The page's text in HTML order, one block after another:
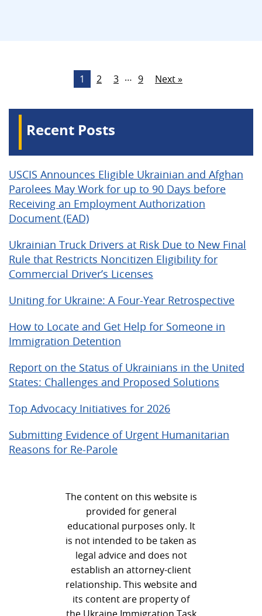
1 2 3 … 9 Next »
Recent Posts
USCIS Announces Eligible Ukrainian and Afghan
Parolees May Work for up to 90 Days before
Receiving an Employment Authorization
Document (EAD)
Ukrainian Truck Drivers at Risk Due to New Final
Rule that Restricts Noncitizen Eligibility for
Commercial Driver’s Licenses
Uniting for Ukraine: A Four-Year Retrospective
How to Locate and Get Help for Someone in
Immigration Detention
Report on the Status of Ukrainians in the United
States: Challenges and Proposed Solutions
Top Advocacy Initiatives for 2026
Submitting Evidence of Urgent Humanitarian
Reasons for Re-Parole
The content on this website is
provided for general
educational purposes only. It
is not intended to be taken as
legal advice and does not
establish an attorney-client
relationship. This website and
its content are property of